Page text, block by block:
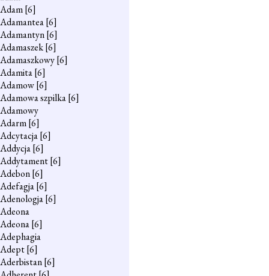
Adam[6]
Adamantea[6]
Adamantyn[6]
Adamaszek[6]
Adamaszkowy[6]
Adamita[6]
Adamow[6]
Adamowa szpilka[6]
Adamowy
Adarm[6]
Adcytacja[6]
Addycja[6]
Addytament[6]
Adebon[6]
Adefagja[6]
Adenologja[6]
Adeona
Adeona[6]
Adephagia
Adept[6]
Aderbistan[6]